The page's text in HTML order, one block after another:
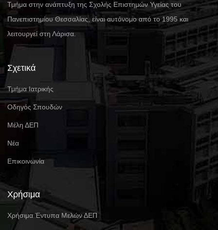
Τμήμα στην ανάπτυξη της Σχολής Επιστημών Υγείας του
Πανεπιστημίου Θεσσαλίας, είναι αυτόνομο από το 1995 και
λειτουργεί στη Λάρισα.
Σχετικά
Τμήμα Ιατρικής
Οδηγός Σπουδών
Μέλη ΔΕΠ
Νέα
Επικοινωνία
Χρήσιμα
Χρήσιμα Έντυπα Μελών ΔΕΠ